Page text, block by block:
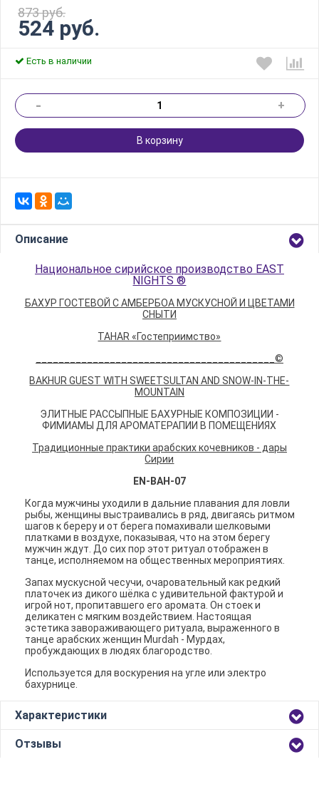
524 руб.
873 руб.
Есть в наличии
- +
В корзину
Описание
Национальное сирийское производство EAST
NIGHTS ®
БАХУР ГОСТЕВОЙ С АМБЕРБОА МУСКУСНОЙ И ЦВЕТАМИ
СНЫТИ
TAHAR «Гостеприимство»
__________________________________________©
BAKHUR GUEST WITH SWEETSULTAN AND SNOW-IN-THE-
MOUNTAIN
ЭЛИТНЫЕ РАССЫПНЫЕ БАХУРНЫЕ КОМПОЗИЦИИ -
ФИМИАМЫ ДЛЯ АРОМАТЕРАПИИ В ПОМЕЩЕНИЯХ
Традиционные практики арабских кочевников - дары
Сирии
EN-BAH-07
Когда мужчины уходили в дальние плавания для ловли
рыбы, женщины выстраивались в ряд, двигаясь ритмом
шагов к береру и от берега помахивали шелковыми
платками в воздухе, показывая, что на этом берегу
мужчин ждут. До сих пор этот ритуал отображен в
танце, исполняемом на общественных мероприятиях.
Запах мускусной чесучи, очаровательный как редкий
платочек из дикого шёлка с удивительной фактурой и
игрой нот, пропитавшего его аромата. Он стоек и
деликатен с мягким воздействием. Настоящая
эстетика завораживающего ритуала, выраженного в
танце арабских женщин Murdah - Мурдах,
пробуждающих в людях благородство.
Используется для воскурения на угле или электро
бахурнице.
Характеристики
Отзывы